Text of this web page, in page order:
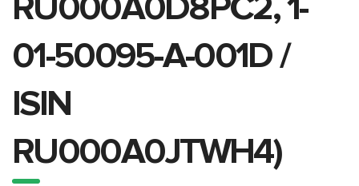
01-50095-A-001D /
ISIN
RU000A0JTWH4)